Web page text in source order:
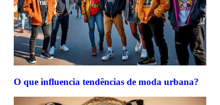
O que influencia tendências de moda urbana?